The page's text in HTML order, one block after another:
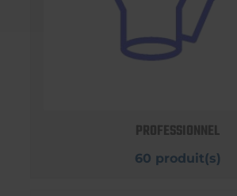
PROFESSIONNEL
60 produit(s)